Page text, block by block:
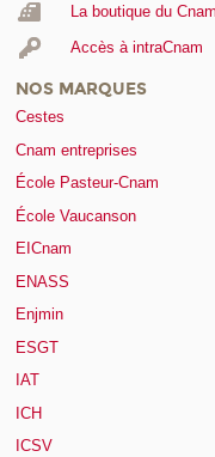
La boutique du Cnam
Accès à intraCnam
NOS MARQUES
Cestes
Cnam entreprises
École Pasteur-Cnam
École Vaucanson
EICnam
ENASS
Enjmin
ESGT
IAT
ICH
ICSV